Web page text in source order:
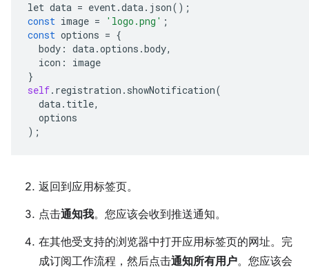
let data = event.data. json();
const image = 'logo.png' ;
const options = {
body : data.options .body,
icon :
image
}
self. registration . showNotification(
data. title,
options
);
返回到应用标签页。
点击通知我。您应该会收到推送通知。
在其他受支持的浏览器中打开应用标签页的网址。完
成订阅工作流程，然后点击通知所有用户。您应该会